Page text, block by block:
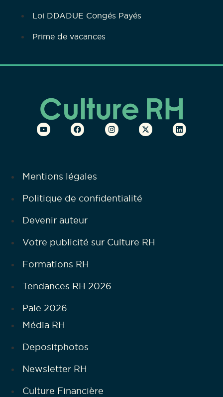
Loi DDADUE Congés Payés
Prime de vacances
Mentions légales
Politique de confidentialité
Devenir auteur
Votre publicité sur Culture RH
Formations RH
Tendances RH 2026
Paie 2026
Média RH
Depositphotos
Newsletter RH
Culture Financière